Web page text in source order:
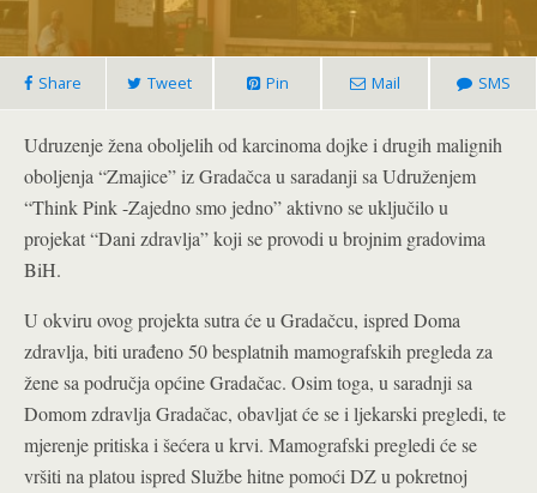
Share Tweet Pin Mail SMS
Udruzenje žena oboljelih od karcinoma dojke i drugih malignih
oboljenja “Zmajice” iz Gradačca u saradanji sa Udruženjem
“Think Pink -Zajedno smo jedno” aktivno se uključilo u
projekat “Dani zdravlja” koji se provodi u brojnim gradovima
BiH.
U okviru ovog projekta sutra će u Gradačcu, ispred Doma
zdravlja, biti urađeno 50 besplatnih mamografskih pregleda za
žene sa područja općine Gradačac. Osim toga, u saradnji sa
Domom zdravlja Gradačac, obavljat će se i ljekarski pregledi, te
mjerenje pritiska i šećera u krvi. Mamografski pregledi će se
vršiti na platou ispred Službe hitne pomoći DZ u pokretnoj